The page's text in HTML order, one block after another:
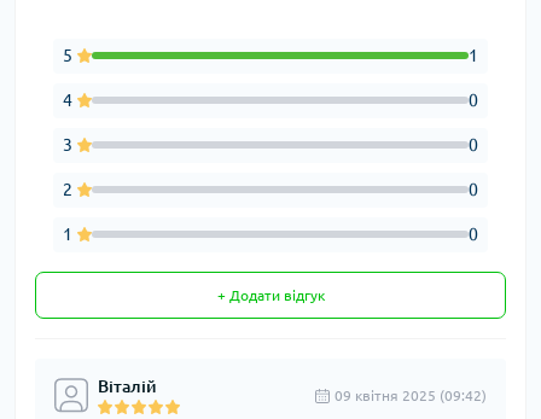
5 1
4 0
3 0
2 0
1 0
+ Додати відгук
Віталій 09 квітня 2025 (09:42)